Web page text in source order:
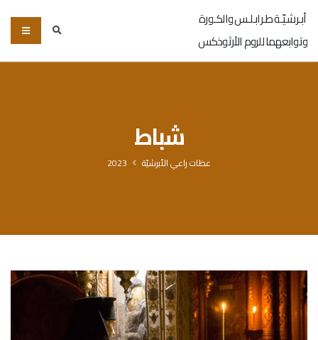
أبـرشـيّـة طـرابـلـس والكـورة
وتوابعهما للروم الأرثوذكس
شباط
عظات راعي الأبرشيّة 2023